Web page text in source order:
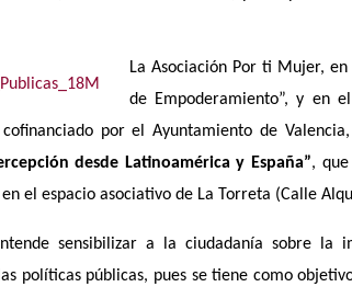
LaAsociación Por ti Mujer, en
de Empoderamiento”, y en
por el Ayuntamiento de
desde Latinoamérica y España”,
el espacio asociativo de La Torreta (Calle
sensibilizar a la ciudadanía sobre la
políticas públicas, pues se tiene como